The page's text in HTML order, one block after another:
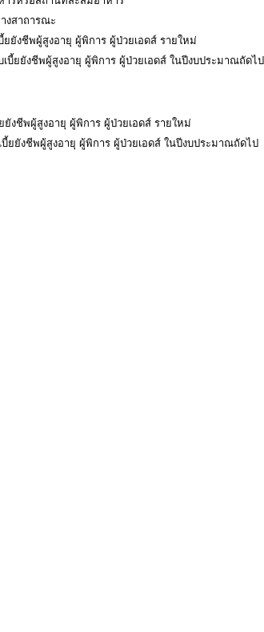
งสาถารณะ
ยยังชีพผู้สูงอายุ ผู้พิการ ผู้ป่วยเอดส์ รายใหม่
บี้ยยังชีพผู้สูงอายุ ผู้พิการ ผู้ป่วยเอดส์ ในปีงบประมาณถัดไป
ยังชีพผู้สูงอายุ ผู้พิการ ผู้ป่วยเอดส์ รายใหม่
ยยังชีพผู้สูงอายุ ผู้พิการ ผู้ป่วยเอดส์ ในปีงบประมาณถัดไป